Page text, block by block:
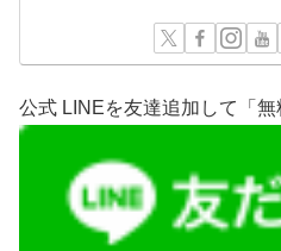
公式 LINEを友達追加して「無